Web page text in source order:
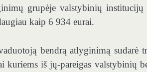
grupėje valstybinių institucijų
kaip 6 934 eurai.
bendrą atlyginimą
kuriems iš jų-pareigas valstybinių